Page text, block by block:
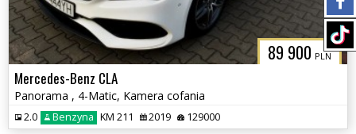
89 900 PLN
Mercedes-Benz CLA
Panorama , 4-Matic, Kamera cofania
2.0 Benzyna KM 211 2019 129000